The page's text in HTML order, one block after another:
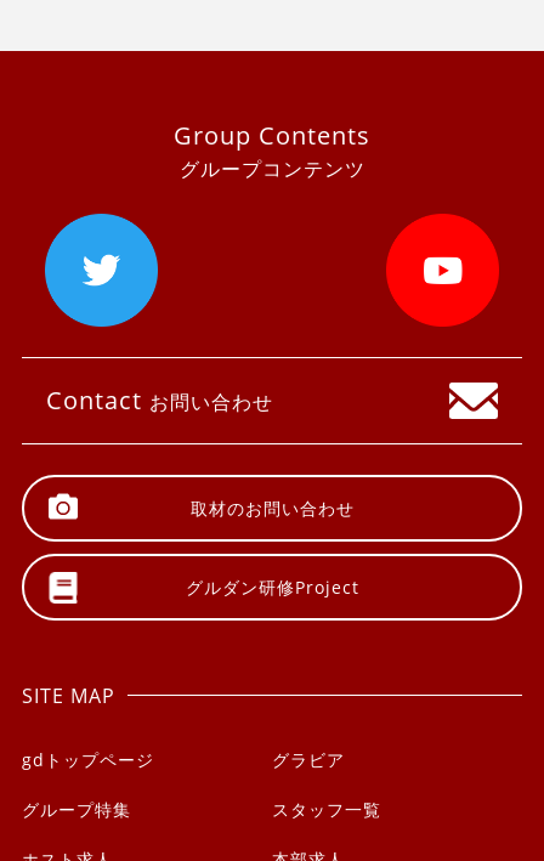
Group Contents
グループコンテンツ
Contact お問い合わせ
取材のお問い合わせ
グルダン研修Project
SITE MAP
gdトップページ グラビア
グループ特集 スタッフ一覧